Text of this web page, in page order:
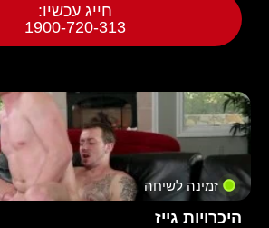
חייג עכשיו:
1900-720-313
זמינה לשיחה
היכרויות גייז